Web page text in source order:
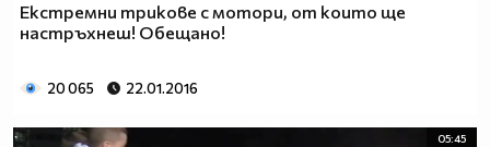
Екстремни трикове с мотори, от които ще
настръхнеш! Обещано!
20 065 22.01.2016
05:45